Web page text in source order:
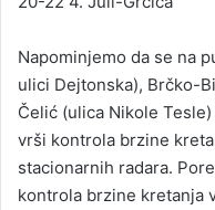
Napominjemo da se na
ulici Dejtonska), Brčko-
Čelić (ulica Nikole
vrši kontrola brzine
stacionarnih radara.
kontrola brzine kretanja